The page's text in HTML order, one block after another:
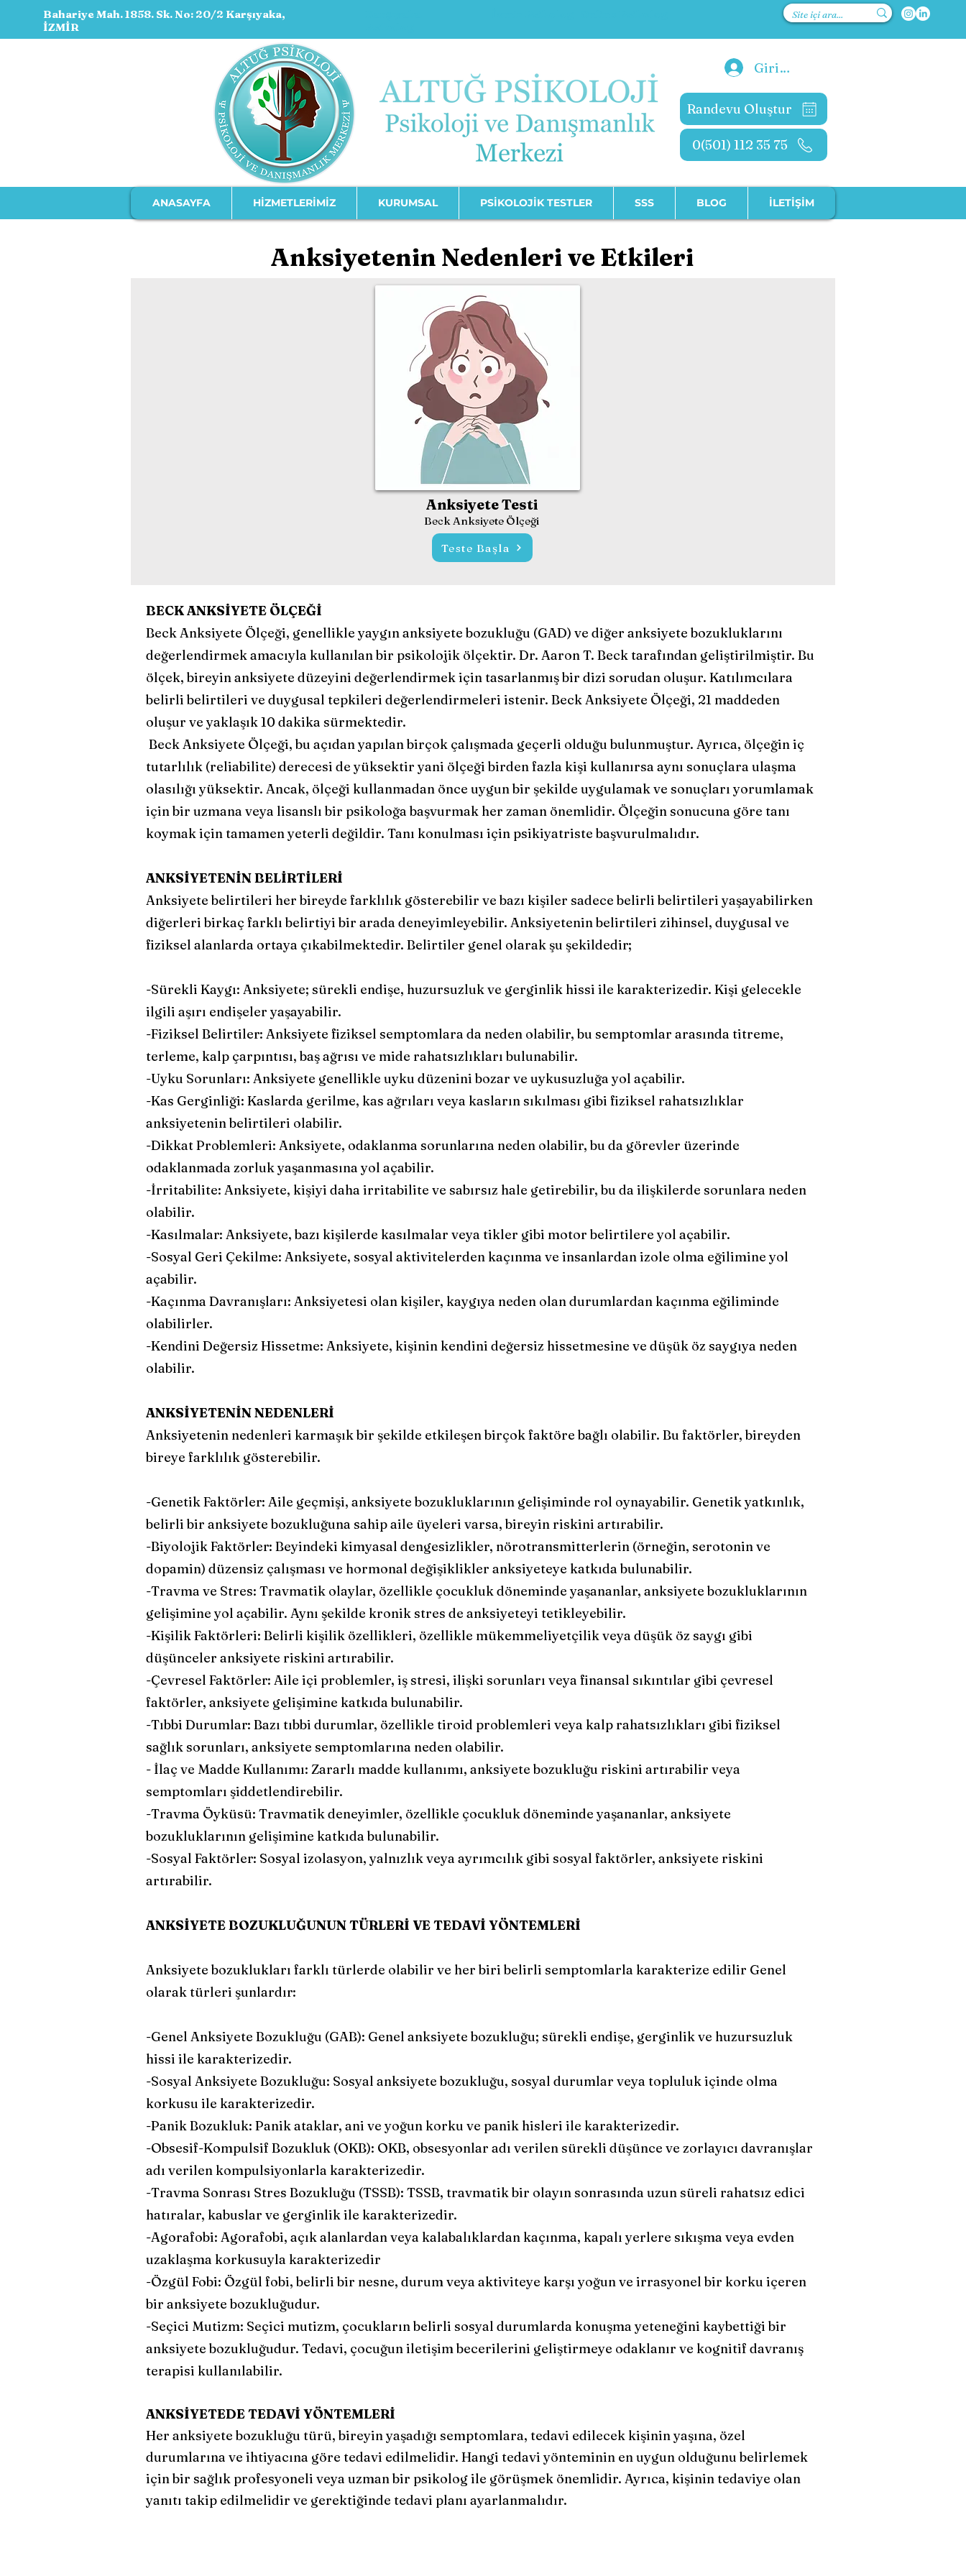
Bahariye Mah. 1858. Sk. No: 20/2 Karşıyaka,
İZMİR
Giriş Yap
Randevu Oluştur
0(501) 112 35 75
ANASAYFA HİZMETLERİMİZ KURUMSAL PSİKOLOJİK TESTLER SSS BLOG İLETİŞİM
Anksiyetenin Nedenleri ve Etkileri
Anksiyete Testi
Beck Anksiyete Ölçeği
Teste Başla
BECK ANKSİYETE ÖLÇEĞİ
Beck Anksiyete Ölçeği, genellikle yaygın anksiyete bozukluğu (GAD) ve diğer anksiyete bozukluklarını
değerlendirmek amacıyla kullanılan bir psikolojik ölçektir. Dr. Aaron T. Beck tarafından geliştirilmiştir. Bu
ölçek, bireyin anksiyete düzeyini değerlendirmek için tasarlanmış bir dizi sorudan oluşur. Katılımcılara
belirli belirtileri ve duygusal tepkileri değerlendirmeleri istenir. Beck Anksiyete Ölçeği, 21 maddeden
oluşur ve yaklaşık 10 dakika sürmektedir.
Beck Anksiyete Ölçeği, bu açıdan yapılan birçok çalışmada geçerli olduğu bulunmuştur. Ayrıca, ölçeğin iç
tutarlılık (reliabilite) derecesi de yüksektir yani ölçeği birden fazla kişi kullanırsa aynı sonuçlara ulaşma
olasılığı yüksektir. Ancak, ölçeği kullanmadan önce uygun bir şekilde uygulamak ve sonuçları yorumlamak
için bir uzmana veya lisanslı bir psikoloğa başvurmak her zaman önemlidir. Ölçeğin sonucuna göre tanı
koymak için tamamen yeterli değildir. Tanı konulması için psikiyatriste başvurulmalıdır.
ANKSİYETENİN BELİRTİLERİ
Anksiyete belirtileri her bireyde farklılık gösterebilir ve bazı kişiler sadece belirli belirtileri yaşayabilirken
diğerleri birkaç farklı belirtiyi bir arada deneyimleyebilir. Anksiyetenin belirtileri zihinsel, duygusal ve
fiziksel alanlarda ortaya çıkabilmektedir. Belirtiler genel olarak şu şekildedir;
-Sürekli Kaygı: Anksiyete; sürekli endişe, huzursuzluk ve gerginlik hissi ile karakterizedir. Kişi gelecekle
ilgili aşırı endişeler yaşayabilir.
-Fiziksel Belirtiler: Anksiyete fiziksel semptomlara da neden olabilir, bu semptomlar arasında titreme,
terleme, kalp çarpıntısı, baş ağrısı ve mide rahatsızlıkları bulunabilir.
-Uyku Sorunları: Anksiyete genellikle uyku düzenini bozar ve uykusuzluğa yol açabilir.
-Kas Gerginliği: Kaslarda gerilme, kas ağrıları veya kasların sıkılması gibi fiziksel rahatsızlıklar
anksiyetenin belirtileri olabilir.
-Dikkat Problemleri: Anksiyete, odaklanma sorunlarına neden olabilir, bu da görevler üzerinde
odaklanmada zorluk yaşanmasına yol açabilir.
-İrritabilite: Anksiyete, kişiyi daha irritabilite ve sabırsız hale getirebilir, bu da ilişkilerde sorunlara neden
olabilir.
-Kasılmalar: Anksiyete, bazı kişilerde kasılmalar veya tikler gibi motor belirtilere yol açabilir.
-Sosyal Geri Çekilme: Anksiyete, sosyal aktivitelerden kaçınma ve insanlardan izole olma eğilimine yol
açabilir.
-Kaçınma Davranışları: Anksiyetesi olan kişiler, kaygıya neden olan durumlardan kaçınma eğiliminde
olabilirler.
-Kendini Değersiz Hissetme: Anksiyete, kişinin kendini değersiz hissetmesine ve düşük öz saygıya neden
olabilir.
ANKSİYETENİN NEDENLERİ
Anksiyetenin nedenleri karmaşık bir şekilde etkileşen birçok faktöre bağlı olabilir. Bu faktörler, bireyden
bireye farklılık gösterebilir.
-Genetik Faktörler: Aile geçmişi, anksiyete bozukluklarının gelişiminde rol oynayabilir. Genetik yatkınlık,
belirli bir anksiyete bozukluğuna sahip aile üyeleri varsa, bireyin riskini artırabilir.
-Biyolojik Faktörler: Beyindeki kimyasal dengesizlikler, nörotransmitterlerin (örneğin, serotonin ve
dopamin) düzensiz çalışması ve hormonal değişiklikler anksiyeteye katkıda bulunabilir.
-Travma ve Stres: Travmatik olaylar, özellikle çocukluk döneminde yaşananlar, anksiyete bozukluklarının
gelişimine yol açabilir. Aynı şekilde kronik stres de anksiyeteyi tetikleyebilir.
-Kişilik Faktörleri: Belirli kişilik özellikleri, özellikle mükemmeliyetçilik veya düşük öz saygı gibi
düşünceler anksiyete riskini artırabilir.
-Çevresel Faktörler: Aile içi problemler, iş stresi, ilişki sorunları veya finansal sıkıntılar gibi çevresel
faktörler, anksiyete gelişimine katkıda bulunabilir.
-Tıbbi Durumlar: Bazı tıbbi durumlar, özellikle tiroid problemleri veya kalp rahatsızlıkları gibi fiziksel
sağlık sorunları, anksiyete semptomlarına neden olabilir.
- İlaç ve Madde Kullanımı: Zararlı madde kullanımı, anksiyete bozukluğu riskini artırabilir veya
semptomları şiddetlendirebilir.
-Travma Öyküsü: Travmatik deneyimler, özellikle çocukluk döneminde yaşananlar, anksiyete
bozukluklarının gelişimine katkıda bulunabilir.
-Sosyal Faktörler: Sosyal izolasyon, yalnızlık veya ayrımcılık gibi sosyal faktörler, anksiyete riskini
artırabilir.
ANKSİYETE BOZUKLUĞUNUN TÜRLERİ VE TEDAVİ YÖNTEMLERİ
Anksiyete bozuklukları farklı türlerde olabilir ve her biri belirli semptomlarla karakterize edilir Genel
olarak türleri şunlardır:
-Genel Anksiyete Bozukluğu (GAB): Genel anksiyete bozukluğu; sürekli endişe, gerginlik ve huzursuzluk
hissi ile karakterizedir.
-Sosyal Anksiyete Bozukluğu: Sosyal anksiyete bozukluğu, sosyal durumlar veya topluluk içinde olma
korkusu ile karakterizedir.
-Panik Bozukluk: Panik ataklar, ani ve yoğun korku ve panik hisleri ile karakterizedir.
-Obsesif-Kompulsif Bozukluk (OKB): OKB, obsesyonlar adı verilen sürekli düşünce ve zorlayıcı davranışlar
adı verilen kompulsiyonlarla karakterizedir.
-Travma Sonrası Stres Bozukluğu (TSSB): TSSB, travmatik bir olayın sonrasında uzun süreli rahatsız edici
hatıralar, kabuslar ve gerginlik ile karakterizedir.
-Agorafobi: Agorafobi, açık alanlardan veya kalabalıklardan kaçınma, kapalı yerlere sıkışma veya evden
uzaklaşma korkusuyla karakterizedir
-Özgül Fobi: Özgül fobi, belirli bir nesne, durum veya aktiviteye karşı yoğun ve irrasyonel bir korku içeren
bir anksiyete bozukluğudur.
-Seçici Mutizm: Seçici mutizm, çocukların belirli sosyal durumlarda konuşma yeteneğini kaybettiği bir
anksiyete bozukluğudur. Tedavi, çocuğun iletişim becerilerini geliştirmeye odaklanır ve kognitif davranış
terapisi kullanılabilir.
ANKSİYETEDE TEDAVİ YÖNTEMLERİ
Her anksiyete bozukluğu türü, bireyin yaşadığı semptomlara, tedavi edilecek kişinin yaşına, özel
durumlarına ve ihtiyacına göre tedavi edilmelidir. Hangi tedavi yönteminin en uygun olduğunu belirlemek
için bir sağlık profesyoneli veya uzman bir psikolog ile görüşmek önemlidir. Ayrıca, kişinin tedaviye olan
yanıtı takip edilmelidir ve gerektiğinde tedavi planı ayarlanmalıdır.